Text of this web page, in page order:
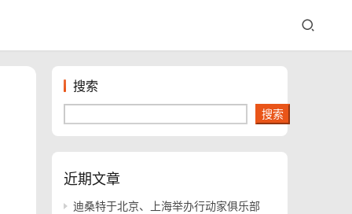
搜索
搜索
近期文章
迪桑特于北京、上海举办行动家俱乐部